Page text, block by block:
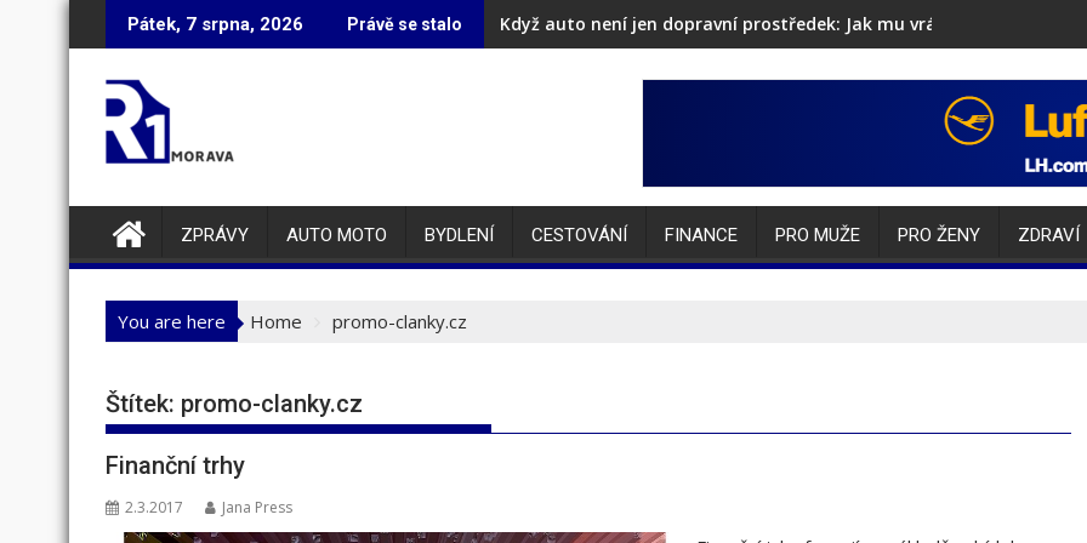
to
Pátek, 7 srpna, 2026 Právě se stalo Když auto není jen dopravní prostředek: Jak mu vrátit lesk i
ZPRÁVY AUTO MOTO BYDLENÍ CESTOVÁNÍ FINANCE PRO MUŽE PRO ŽENY ZDRAVÍ
You are here Home promo-clanky.cz
Štítek: promo-clanky.cz
Finanční trhy
2.3.2017 Jana Press